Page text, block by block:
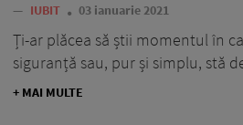
— IUBIT 03 ianuarie 2021
Ți-ar plăcea să știi momentul în
siguranță sau, pur și simplu, stă
+ MAI MULTE